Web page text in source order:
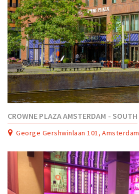
CROWNE PLAZA AMSTERDAM - SOUTH
George Gershwinlaan 101, Amsterdam